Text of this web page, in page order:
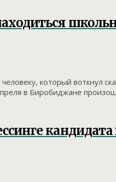
который воткнул
в Биробиджане